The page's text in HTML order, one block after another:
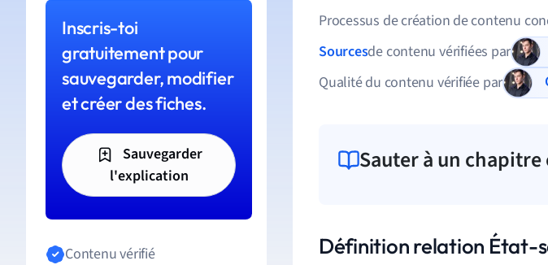
Inscris-toi
gratuitement pour
sauvegarder, modifier
et créer des fiches.
Sauvegarder
l'explication
Contenu vérifié
Processus de création de contenu
Sourcesde contenu vérifiées par
Qualité du contenu vérifiée par
Sauter à un chapitre
Définition relation État-